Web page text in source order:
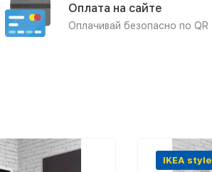
Оплата на сайте
Оплачивай безопасно по QR
IKEA style